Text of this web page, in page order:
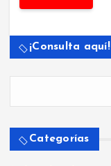
¡Consulta aquí!
Categorías